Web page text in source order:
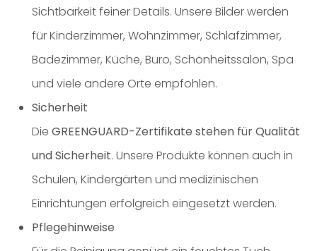
Sichtbarkeit feiner Details. Unsere Bilder werden
für Kinderzimmer, Wohnzimmer, Schlafzimmer,
Badezimmer, Küche, Büro, Schönheitssalon, Spa
und viele andere Orte empfohlen.
Sicherheit
Die GREENGUARD-Zertifikate stehen für Qualität
und Sicherheit. Unsere Produkte können auch in
Schulen, Kindergärten und medizinischen
Einrichtungen erfolgreich eingesetzt werden.
Pflegehinweise